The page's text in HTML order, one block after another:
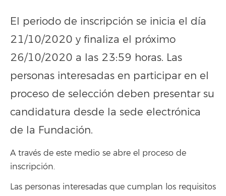
El periodo de inscripción se inicia el día
21/10/2020 y finaliza el próximo
26/10/2020 a las 23:59 horas. Las
personas interesadas en participar en el
proceso de selección deben presentar su
candidatura desde la sede electrónica
de la Fundación.
A través de este medio se abre el proceso de
inscripción.
Las personas interesadas que cumplan los requisitos